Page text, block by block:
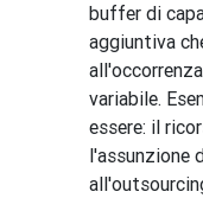
buffer di
aggiuntiva
variabile.
essere: il
l'assunzione